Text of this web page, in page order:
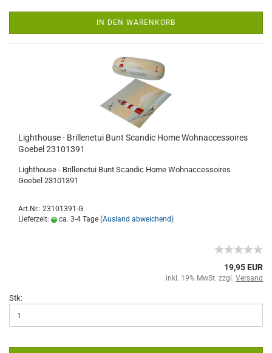
IN DEN WARENKORB
Lighthouse - Brillenetui Bunt Scandic Home Wohnaccessoires
Goebel 23101391
Lighthouse - Brillenetui Bunt Scandic Home Wohnaccessoires
Goebel 23101391
Art.Nr.: 23101391-G
Lieferzeit:
ca. 3-4 Tage (Ausland abweichend)
19,95 EUR
inkl. 19% MwSt. zzgl. Versand
Stk: